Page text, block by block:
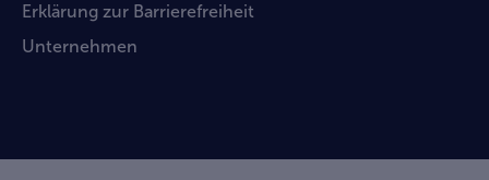
Erklärung zur Barrierefreiheit
Unternehmen